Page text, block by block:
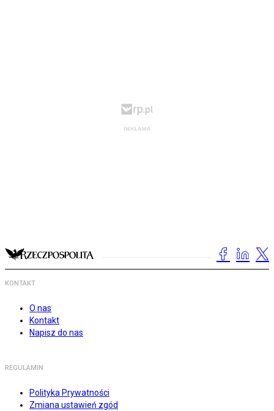
KONTAKT
O nas
Kontakt
Napisz do nas
REGULAMIN
Polityka Prywatności
Zmiana ustawień zgód